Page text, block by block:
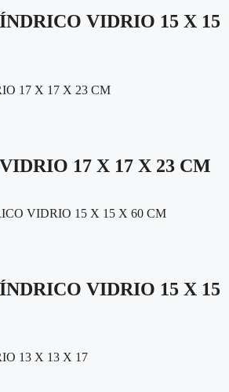
VIDRIO 15 X 15
17 X 17 X 23 CM
VIDRIO 15 X 15